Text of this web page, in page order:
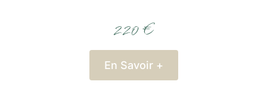
220 €
En Savoir +